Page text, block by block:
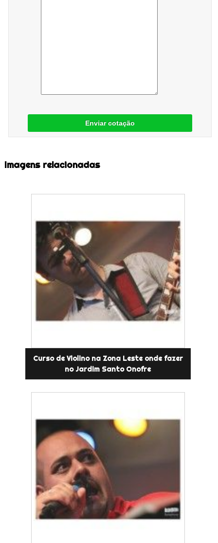
Enviar cotação
Imagens relacionadas
Curso de Violino na Zona Leste onde fazer
no Jardim Santo Onofre